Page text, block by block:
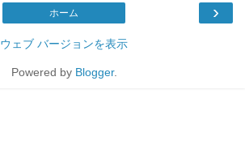
›
ホーム
ウェブ バージョンを表示
Powered by Blogger.